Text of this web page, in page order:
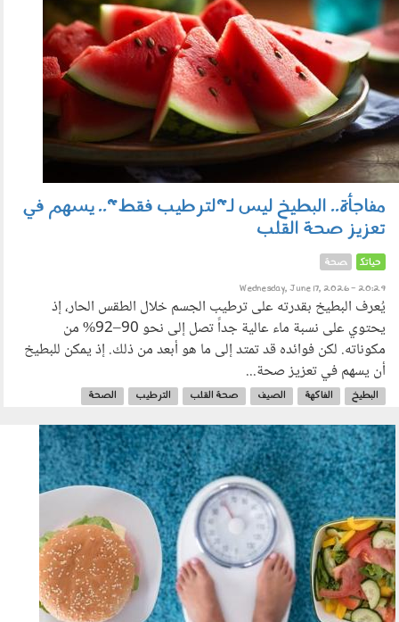
مفاجأة.. البطيخ ليس لـ"لترطيب فقط".. يسهم في
تعزيز صحة القلب
حياتك صحة
Wednesday, June 17, 2026 - 20:29
يُعرف البطيخ بقدرته على ترطيب الجسم خلال الطقس الحار، إذ
يحتوي على نسبة ماء عالية جداً تصل إلى نحو 90–92% من
مكوناته. لكن فوائده قد تمتد إلى ما هو أبعد من ذلك. إذ يمكن للبطيخ
أن يسهم في تعزيز صحة...
البطيخ الفاكهة الصيف صحة القلب الترطيب الصحة
120603.jpg